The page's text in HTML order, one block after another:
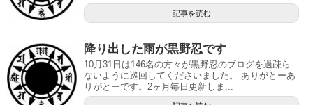
記事を読む
降り出した雨が黒野忍です
10月31日は146名の方々が黒野忍のブログを過疎ら
ないように巡回してくださいました。 ありがとーあ
りがとーです。2ヶ月毎日更新しま...